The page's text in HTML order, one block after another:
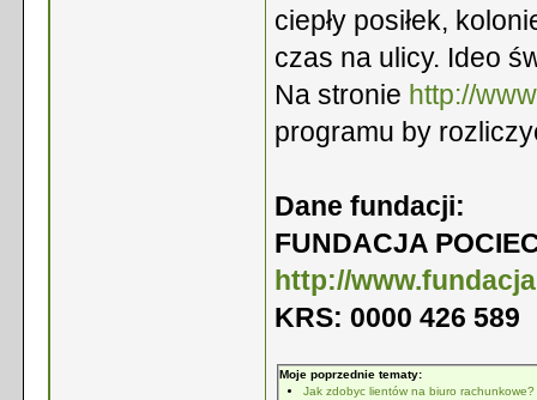
ciepły posiłek,
czas na ulicy. Ideo
Na stronie http://
programu by
Dane fundacji:
FUNDACJA
http://
KRS: 0000 426 589
Moje poprzednie tematy:
Jak zdobyc lientów na biuro rachunkowe?